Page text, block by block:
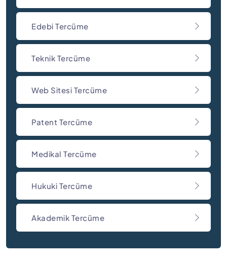
Edebi Tercüme
Teknik Tercüme
Web Sitesi Tercüme
Patent Tercüme
Medikal Tercüme
Hukuki Tercüme
Akademik Tercüme